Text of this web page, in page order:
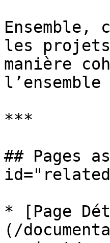
Ensemble,
les
manière
***
## Pages
* [Page
(/